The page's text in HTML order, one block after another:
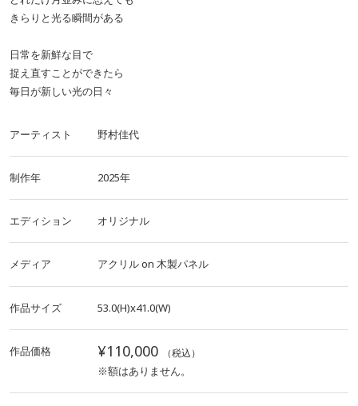
きらりと光る瞬間がある
日常を新鮮な目で
捉え直すことができたら
毎日が新しい光の日々
アーティスト 野村佳代
制作年 2025年
エディション オリジナル
メディア アクリルon 木製パネル
作品サイズ 53.0(H)x41.0(W)
作品価格 ¥110,000 （税込）
※額はありません。